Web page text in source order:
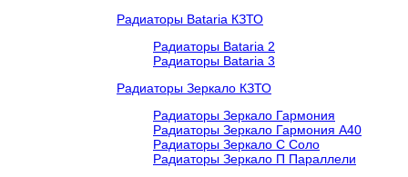
Радиаторы Bataria КЗТО
Радиаторы Bataria 2
Радиаторы Bataria 3
Радиаторы Зеркало КЗТО
Радиаторы Зеркало Гармония
Радиаторы Зеркало Гармония А40
Радиаторы Зеркало С Соло
Радиаторы Зеркало П Параллели